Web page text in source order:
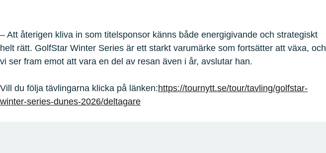
– Att återigen kliva in som titelsponsor känns både energigivande och strategiskt
helt rätt. GolfStar Winter Series är ett starkt varumärke som fortsätter att växa, och
vi ser fram emot att vara en del av resan även i år, avslutar han.
Vill du följa tävlingarna klicka på länken:https://tournytt.se/tour/tavling/golfstar-
winter-series-dunes-2026/deltagare